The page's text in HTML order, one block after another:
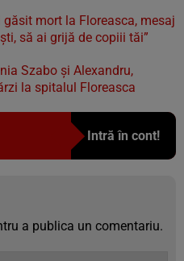
mort la Floreasca, mesaj
să ai grijă de copiii tăi”
Szabo și Alexandru,
la spitalul Floreasca
Intră în cont!
a publica un comentariu.